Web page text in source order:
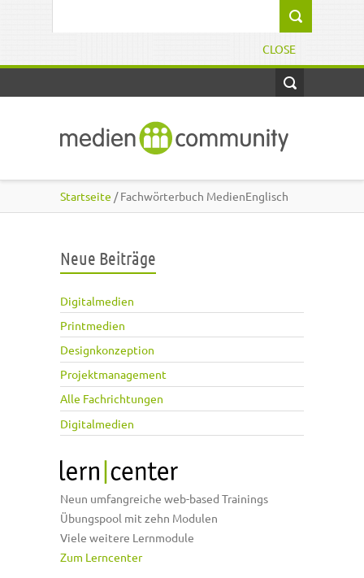
CLOSE
Startseite / Fachwörterbuch MedienEnglisch
Neue Beiträge
Digitalmedien
Printmedien
Designkonzeption
Projektmanagement
Alle Fachrichtungen
Digitalmedien
Neun umfangreiche web-based Trainings
Übungspool mit zehn Modulen
Viele weitere Lernmodule
Zum Lerncenter